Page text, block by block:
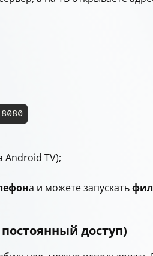
Android TV);
а и можете запускать
доступ)